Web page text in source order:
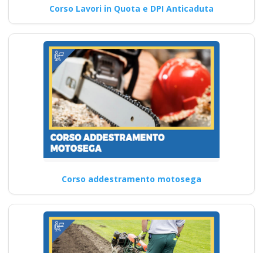
Corso Lavori in Quota e DPI Anticaduta
Corso addestramento motosega